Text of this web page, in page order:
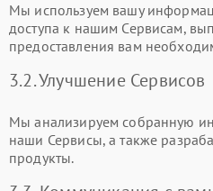
Мы используем вашу
доступа к нашим Сервисам,
предоставления вам
3.2. Улучшение Сервисов
Мы анализируем собранную
наши Сервисы, а также
продукты.